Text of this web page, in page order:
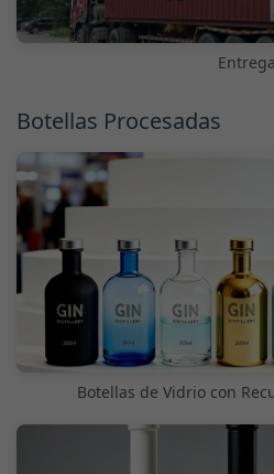
Entrega
Botellas Procesadas
Botellas de Vidrio con